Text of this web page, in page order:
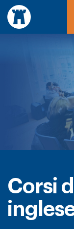
Vai
contenuto
Corsi